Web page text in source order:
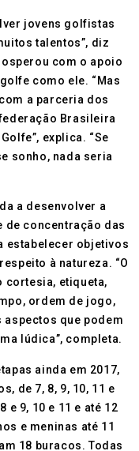
jovens golfistas
talentos”, diz
com o apoio
como ele. “Mas
a parceria dos
Brasileira
explica. “Se
sonho, nada seria
a desenvolver a
de concentração das
estabelecer objetivos
à natureza. “O
cortesia, etiqueta,
ordem de jogo,
que podem
lúdica”, completa.
ainda em 2017,
de 7, 8, 9, 10, 11 e
e 9, 10 e 11 e até 12
e meninas até 11
18 buracos. Todas